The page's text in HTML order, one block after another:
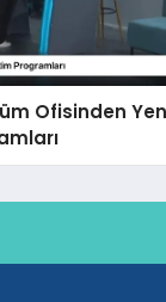
Ofisinden